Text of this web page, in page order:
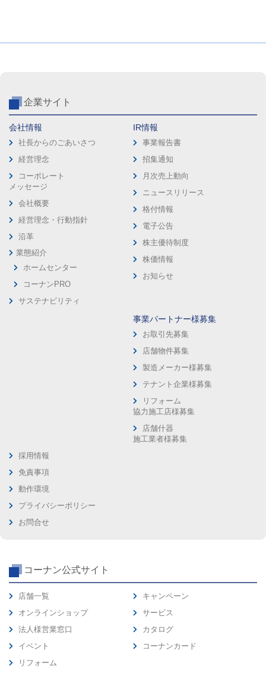
企業サイト
会社情報
社長からのごあいさつ
経営理念
コーポレート
メッセージ
会社概要
経営理念・行動指針
沿革
業態紹介
ホームセンター
コーナンPRO
サステナビリティ
IR情報
事業報告書
招集通知
月次売上動向
ニュースリリース
格付情報
電子公告
株主優待制度
株価情報
お知らせ
事業パートナー様募集
お取引先募集
店舗物件募集
製造メーカー様募集
テナント企業様募集
リフォーム
協力施工店様募集
店舗什器
施工業者様募集
採用情報
免責事項
動作環境
プライバシーポリシー
お問合せ
コーナン公式サイト
店舗一覧
オンラインショップ
法人様営業窓口
イベント
リフォーム
キャンペーン
サービス
カタログ
コーナンカード